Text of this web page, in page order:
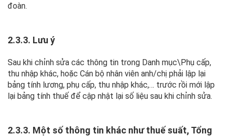
đoàn.
2.3.3. Lưu ý
Sau khi chỉnh sửa các thông tin trong Danh mục\Phụ cấp,
thu nhập khác, hoặc Cán bộ nhân viên anh/chị phải lập lại
bảng tính lương, phụ cấp, thu nhập khác,… trước rồi mới lập
lại bảng tính thuế để cập nhật lại số liệu sau khi chỉnh sửa.
2.3.3. Một số thông tin khác như thuế suất, Tổng